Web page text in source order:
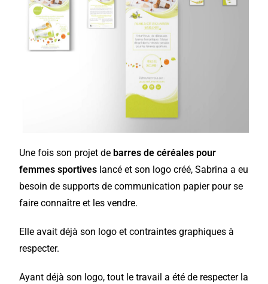
Une fois son projet de barres de céréales pour
femmes sportives lancé et son logo créé,Sabrina a eu
besoin de supports de communication papierpour se
faire connaître et les vendre.
Elle avait déjà son logo et contraintes graphiques à
respecter.
Ayant déjà son logo, tout le travail a été de respecter la